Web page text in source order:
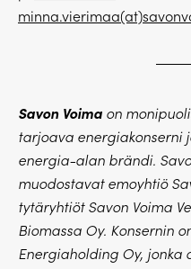
Savon Voima on
tarjoava energiakonserni
energia-alan brändi.
muodostavat emoyhtiö
tytäryhtiöt Savon Voima
Biomassa Oy. Konsernin
Energiaholding Oy, jonka